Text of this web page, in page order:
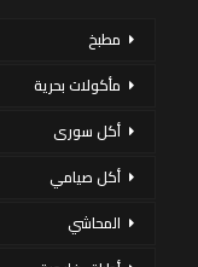
مطبخ
مأكولات بحرية
أكل سورى
أكل صيامي
المحاشي